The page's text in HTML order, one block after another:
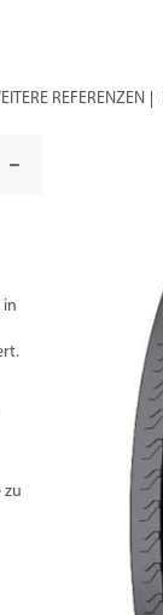
REFERENZEN
in
zu